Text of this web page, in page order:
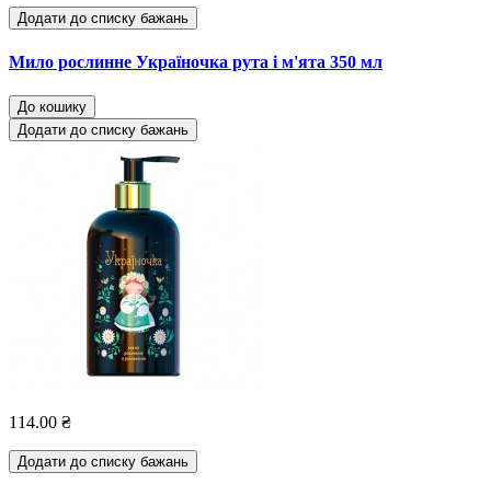
Додати до списку бажань
Мило рослинне Україночка рута і м'ята 350 мл
До кошику
Додати до списку бажань
114.00 ₴
Додати до списку бажань